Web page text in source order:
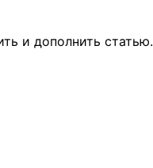
и дополнить статью.